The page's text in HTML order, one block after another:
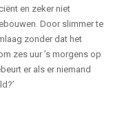
en zeker niet
Door slimmer te
zonder dat het
zes uur ’s morgens op
er als er niemand